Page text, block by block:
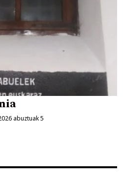
abuztuak 5